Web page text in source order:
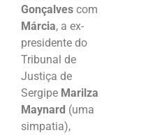
Gonçalves com
Márcia, a ex-
presidente do
Tribunal de
Justiça de
Sergipe Marilza
Maynard (uma
simpatia),